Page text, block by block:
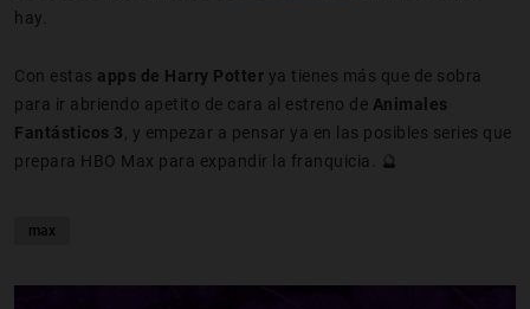
hay.
Con estas apps de Harry Potter ya tienes más que de sobra
para ir abriendo apetito de cara al estreno de Animales
Fantásticos 3 , y empezar a pensar ya en las posibles series que
prepara HBO Max para expandir la franquicia. 🔮
max